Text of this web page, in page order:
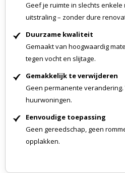
Geef je ruimte in slechts
uitstraling – zonder dure
Duurzame kwaliteit
Gemaakt van hoogwaardig
tegen vocht en slijtage.
Gemakkelijk te verwijderen
Geen permanente verandering.
huurwoningen.
Eenvoudige toepassing
Geen gereedschap, geen
opplakken.